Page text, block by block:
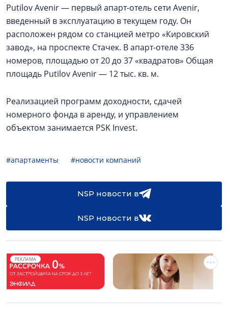
Putilov Avenir — первый апарт-отель сети Avenir,
введенный в эксплуатацию в текущем году. Он
расположен рядом со станцией метро «Кировский
завод», на проспекте Стачек. В апарт-отеле 336
номеров, площадью от 20 до 37 «квадратов» Общая
площадь Putilov Avenir — 12 тыс. кв. м.
Реализацией программ доходности, сдачей
номерного фонда в аренду, и управлением
объектом занимается PSK Invest.
#апартаменты #новости компаний
NSP новости в
NSP новости в
РЕКЛАМА